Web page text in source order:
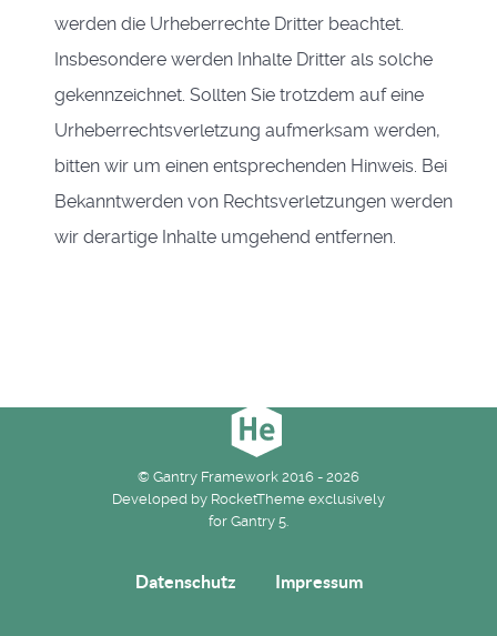
werden die Urheberrechte Dritter beachtet.
Insbesondere werden Inhalte Dritter als solche
gekennzeichnet. Sollten Sie trotzdem auf eine
Urheberrechtsverletzung aufmerksam werden,
bitten wir um einen entsprechenden Hinweis. Bei
Bekanntwerden von Rechtsverletzungen werden
wir derartige Inhalte umgehend entfernen.
© Gantry Framework 2016 - 2026
Developed by RocketTheme exclusively
for Gantry 5.
Datenschutz Impressum